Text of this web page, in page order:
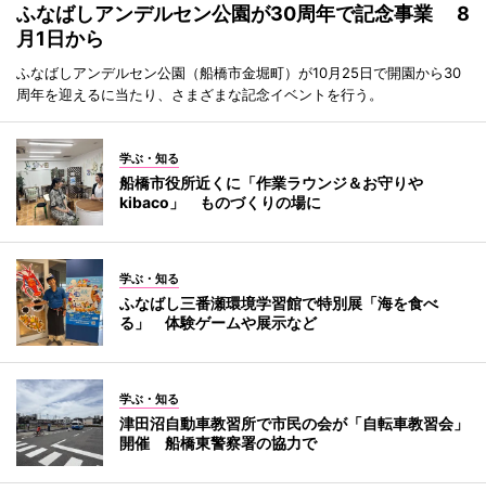
ふなばしアンデルセン公園が30周年で記念事業 8
月1日から
ふなばしアンデルセン公園（船橋市金堀町）が10月25日で開園から30
周年を迎えるに当たり、さまざまな記念イベントを行う。
学ぶ・知る
船橋市役所近くに「作業ラウンジ＆お守りや
kibaco」 ものづくりの場に
学ぶ・知る
ふなばし三番瀬環境学習館で特別展「海を食べ
る」 体験ゲームや展示など
学ぶ・知る
津田沼自動車教習所で市民の会が「自転車教習会」
開催 船橋東警察署の協力で